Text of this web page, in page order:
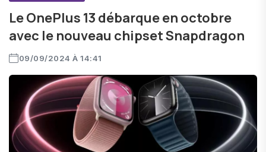
Le OnePlus 13 débarque en octobre
avec le nouveau chipset Snapdragon
09/09/2024 À 14:41